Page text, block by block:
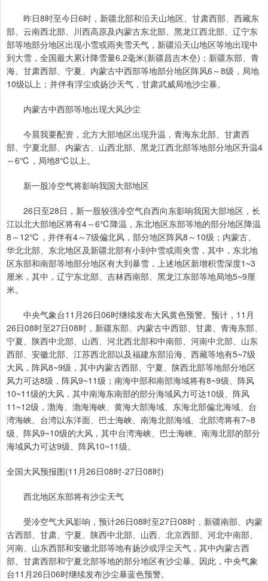
昨日8时至今日6时，新疆北部和沿天山地区、甘肃西部、西藏东
部、云南西北部、川西高原及内蒙古东北部、黑龙江西北部、辽宁东
部等地部分地区出现小雪或雨夹雪天气，新疆沿天山地区等地出现中
到大雪，全国最大累计降雪量6.2毫米(新疆昌吉木垒)；新疆东部、青
海、甘肃西部、宁夏、内蒙古中西部等地部分地区阵风6～8级，局地
10级以上；并伴有浮尘或扬沙天气，甘肃武威局地沙尘暴。
内蒙古中西部等地出现大风沙尘
今晨我要配资，北方大部地区出现升温，青海东北部、甘肃西
部、宁夏北部、内蒙古、山西北部、黑龙江西北部等地部分地区升温4
～6℃，局地8℃以上。
新一股冷空气将影响我国大部地区
26日至28日，新一股较强冷空气自西向东影响我国大部地区，长
江以北大部地区将有4～6℃降温，东北地区东部等地的部分地区降温
8～12℃，并伴有4～7级偏北风，部分地区阵风8～10级；内蒙古、
华北北部、东北地区及新疆北部有小到中雪或雨夹雪，其中，东北地
区东部和南部等地部分地区有大到暴雪，上述地区新增积雪深度1~3
厘米，其中，辽宁东北部、吉林西南部、黑龙江东部等地局地5~9厘
米。
中央气象台11月26日06时继续发布大风黄色预警。预计，11月
26日08时至27日08时，新疆东部、内蒙古中西部、甘肃、青海东部、
宁夏、陕西中北部、山西、河北西北部和中南部、河南中北部、山东
西部、安徽北部、江苏西北部以及福建东部沿海、西藏等地有5~7级
大风，阵风8~9级，其中内蒙古西部、宁夏、陕西北部等地部分地区
风力可达8级，阵风9~11级；南海中部和南部海域将有8~9级、阵风
10~11级的大风，其中南海东南部的部分海域风力可达10级、阵风
11~12级，渤海、渤海海峡、黄海大部海域、东海北部偏北海域、台
湾海峡、台湾以东洋面、巴士海峡、南海北部海域、北部湾将有7~8
级、阵风9~10级的大风，其中台湾海峡、巴士海峡、南海北部的部分
海域风力可达9级、阵风10~11级。
全国大风预报图(11月26日08时-27日08时)
西北地区东部将有沙尘天气
受冷空气大风影响，预计26日08时至27日08时，新疆南部、内蒙
古西部、甘肃、宁夏、陕西中北部、山西、北京西部、河北中南部、
河南、山东西部和安徽北部等地有扬沙或浮尘天气，其中内蒙古西
部、甘肃西部和宁夏北部等地的部分地区有沙尘暴。因此，中央气象
台11月26日06时继续发布沙尘暴蓝色预警。